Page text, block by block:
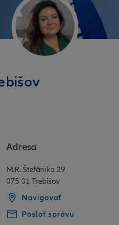
Adresa
M.R. Štefánika 29
075 01 Trebišov
Navigovať
Poslať správu